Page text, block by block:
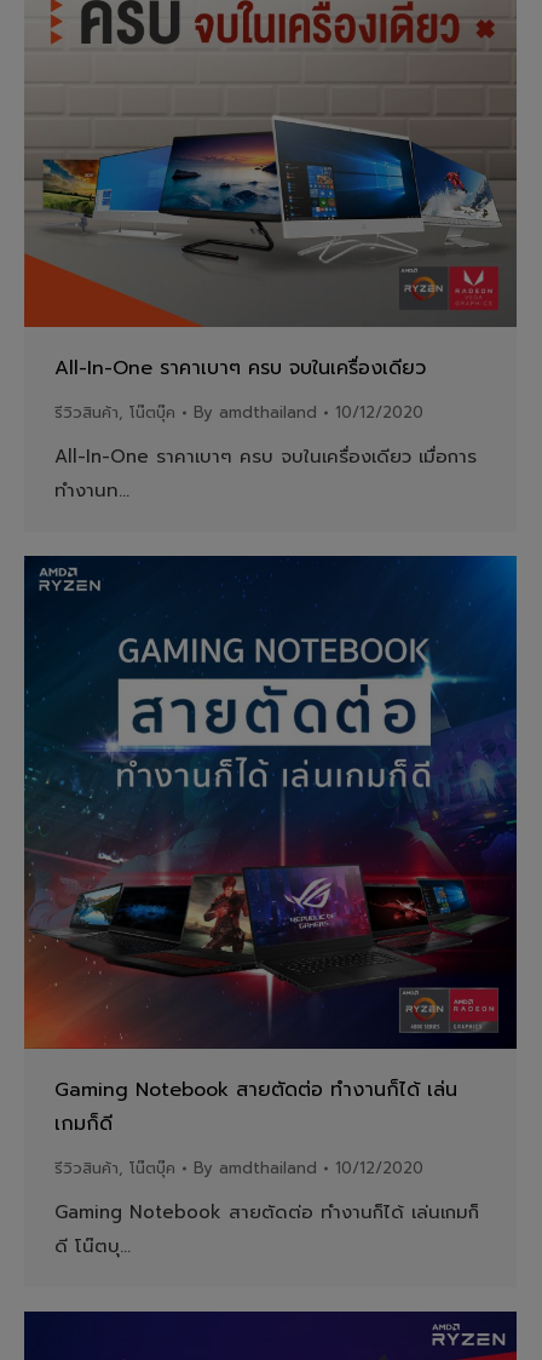
All-In-One ราคาเบาๆ ครบ จบในเครื่องเดียว
รีวิวสินค้า, โน๊ตบุ๊ค By amdthailand 10/12/2020
All-In-One ราคาเบาๆ ครบ จบในเครื่องเดียว เมื่อการ
ทำงานท…
Gaming Notebook สายตัดต่อ ทำงานก็ได้ เล่น
เกมก็ดี
รีวิวสินค้า, โน๊ตบุ๊ค By amdthailand 10/12/2020
Gaming Notebook สายตัดต่อ ทำงานก็ได้ เล่นเกมก็
ดี โน๊ตบุ…